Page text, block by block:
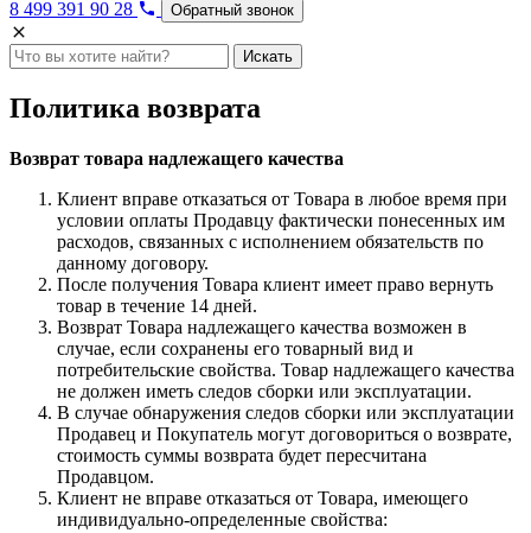
8 499 391 90 28 Обратный звонок
Искать
Политика возврата
Возврат товара надлежащего качества
Клиент вправе отказаться от Товара в любое время при
условии оплаты Продавцу фактически понесенных им
расходов, связанных с исполнением обязательств по
данному договору.
После получения Товара клиент имеет право вернуть
товар в течение 14 дней.
Возврат Товара надлежащего качества возможен в
случае, если сохранены его товарный вид и
потребительские свойства. Товар надлежащего качества
не должен иметь следов сборки или эксплуатации.
В случае обнаружения следов сборки или эксплуатации
Продавец и Покупатель могут договориться о возврате,
стоимость суммы возврата будет пересчитана
Продавцом.
Клиент не вправе отказаться от Товара, имеющего
индивидуально-определенные свойства: